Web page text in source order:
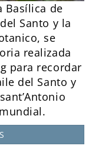
Basílica de
Santo y la
se
realizada
para recordar
del Santo y